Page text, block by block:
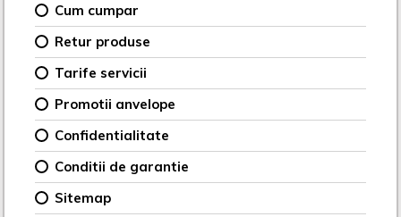
Cum cumpar
Retur produse
Tarife servicii
Promotii anvelope
Confidentialitate
Conditii de garantie
Sitemap